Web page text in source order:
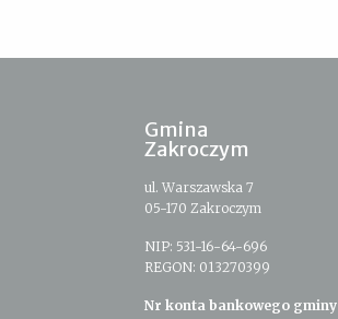
Gmina
Zakroczym
ul. Warszawska 7
05-170 Zakroczym
NIP: 531-16-64-696
REGON: 013270399
Nr konta bankowego gminy